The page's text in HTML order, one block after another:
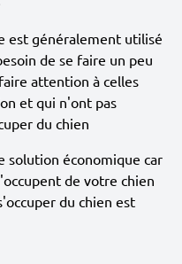
est généralement utilisé
de se faire un peu
attention à celles
et qui n'ont pas
du chien
solution économique car
de votre chien
du chien est